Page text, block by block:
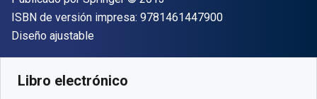
ISBN de versión impresa: 9781461447900"ISBN-13
Formato
Diseño ajustable
Libro electrónico